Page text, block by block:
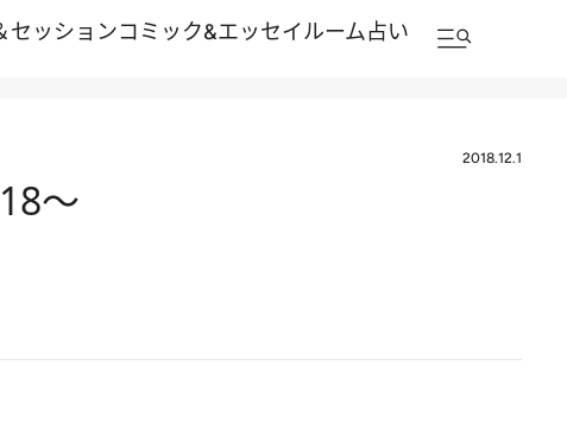
セッションコミック&エッセイルーム占い
2018.12.1
～